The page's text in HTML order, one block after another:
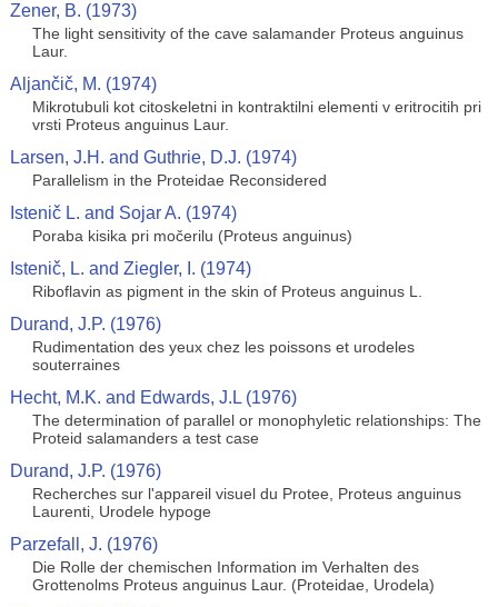
Zener, B. (1973)
The light sensitivity of the cave salamander Proteus anguinus
Laur.
Aljančič, M. (1974)
Mikrotubuli kot citoskeletni in kontraktilni elementi v eritrocitih pri
vrsti Proteus anguinus Laur.
Larsen, J.H. and Guthrie, D.J. (1974)
Parallelism in the Proteidae Reconsidered
Istenič L. and Sojar A. (1974)
Poraba kisika pri močerilu (Proteus anguinus)
Istenič, L. and Ziegler, I. (1974)
Riboflavin as pigment in the skin of Proteus anguinus L.
Durand, J.P. (1976)
Rudimentation des yeux chez les poissons et urodeles
souterraines
Hecht, M.K. and Edwards, J.L (1976)
The determination of parallel or monophyletic relationships: The
Proteid salamanders a test case
Durand, J.P. (1976)
Recherches sur l'appareil visuel du Protee, Proteus anguinus
Laurenti, Urodele hypoge
Parzefall, J. (1976)
Die Rolle der chemischen Information im Verhalten des
Grottenolms Proteus anguinus Laur. (Proteidae, Urodela)